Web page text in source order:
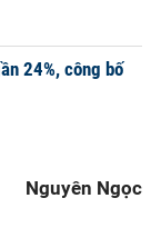
24%, công bố
Nguyên Ngọc